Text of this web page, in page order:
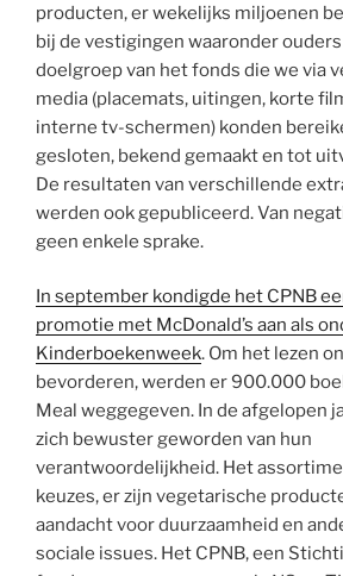
producten, er wekelijks miljoenen
bij de vestigingen waaronder
doelgroep van het fonds die we via
media (placemats, uitingen, korte
interne tv-schermen) konden
gesloten, bekend gemaakt en tot
De resultaten van verschillende
werden ook gepubliceerd. Van
geen enkele sprake.
In september kondigde het CPNB
promotie met McDonald’s aan als
Kinderboekenweek. Om het lezen
bevorderen, werden er 900.000
Meal weggegeven. In de afgelopen
zich bewuster geworden van hun
verantwoordelijkheid. Het
keuzes, er zijn vegetarische
aandacht voor duurzaamheid en
sociale issues. Het CPNB, een